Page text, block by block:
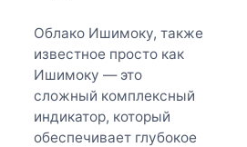
Облако Ишимоку, также
известное просто как
Ишимоку — это
сложный комплексный
индикатор, который
обеспечивает глубокое